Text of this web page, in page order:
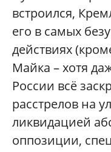
встроился,
его в самых
действиях
Майка – хотя
России всё
расстрелов на
ликвидацией
оппозиции,